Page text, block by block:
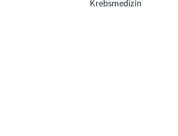
Krebsmedizin